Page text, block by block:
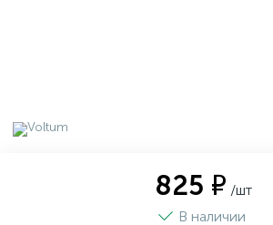
825 ₽ /шт
В наличии